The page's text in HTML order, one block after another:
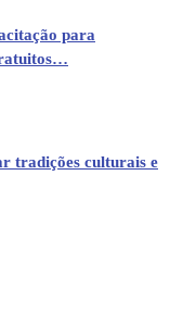
para
tradições culturais e